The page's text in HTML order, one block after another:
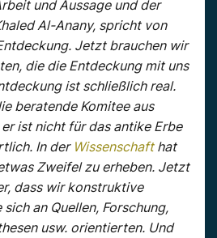
und Aussage und der
Al-Anany, spricht von
Jetzt brauchen wir
die die Entdeckung mit uns
ist schließlich real.
beratende Komitee aus
ist nicht für das antike Erbe
In der Wissenschafthat
Zweifel zu erheben. Jetzt
dass wir konstruktive
an Quellen, Forschung,
usw. orientierten. Und